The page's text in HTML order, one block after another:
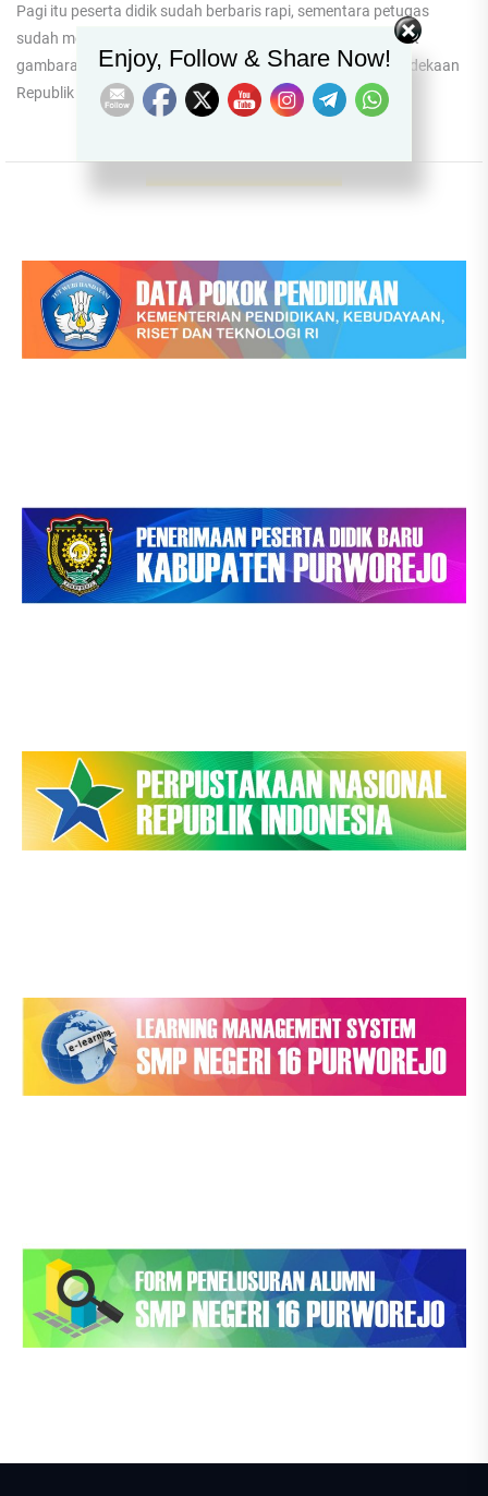
Pagi itu peserta didik sudah berbaris rapi, sementara petugas
sudah menempatkan diri sejak pukul 07.00. Itulah sekelumit
gambaran mengenai persiapan upacara peringatan kemerdekaan
Republik Indonesia...
No More Posts
Enjoy, Follow & Share Now!
Set Youtube Channel ID